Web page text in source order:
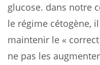
glucose. dans notre
le régime cétogène,
maintenir le «
ne pas les